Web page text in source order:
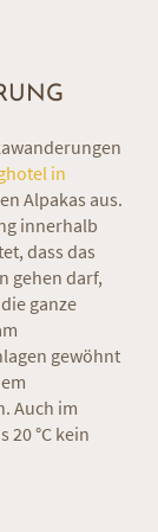
in
Alpakas aus.
innerhalb
dass das
gehen darf,
ganze
gewöhnt
Auch im
°C kein